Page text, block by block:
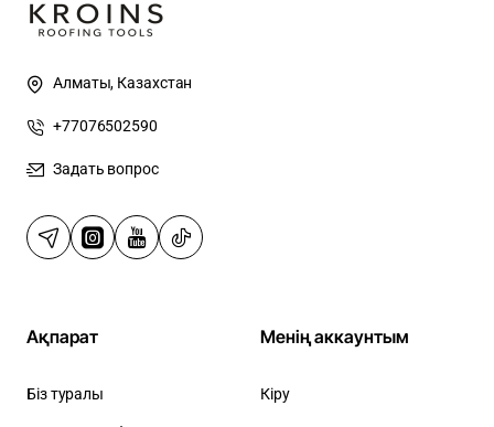
Алматы, Казахстан
+77076502590
Задать вопрос
Ақпарат
Біз туралы
Менің аккаунтым
Кіру